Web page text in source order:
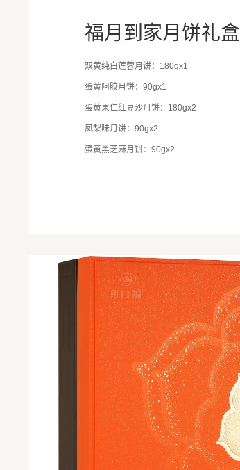
福月到家月饼礼盒
双黄纯白莲蓉月饼：180gx1
蛋黄阿胶月饼：90gx1
蛋黄果仁红豆沙月饼：180gx2
凤梨味月饼：90gx2
蛋黄黑芝麻月饼：90gx2